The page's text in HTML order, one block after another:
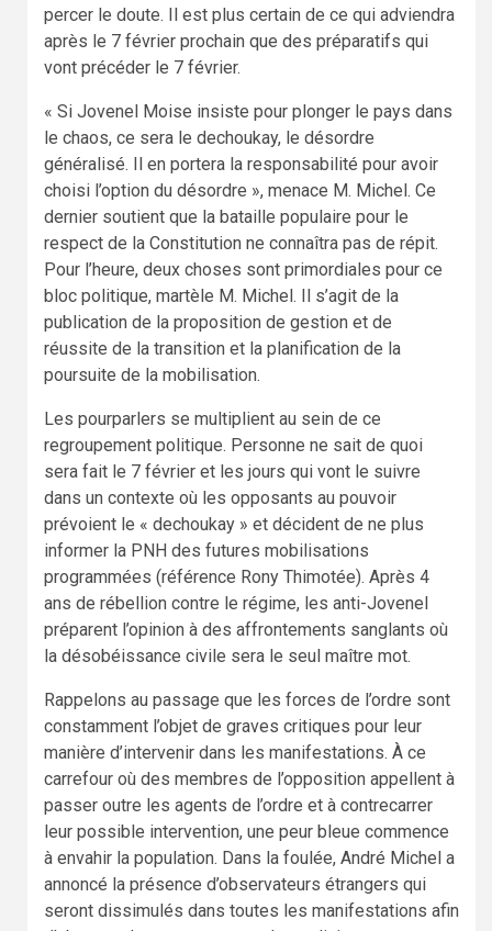
percer le doute. Il est plus certain de ce qui adviendra
après le 7 février prochain que des préparatifs qui
vont précéder le 7 février.
« Si Jovenel Moise insiste pour plonger le pays dans
le chaos, ce sera le dechoukay, le désordre
généralisé. Il en portera la responsabilité pour avoir
choisi l’option du désordre », menace M. Michel. Ce
dernier soutient que la bataille populaire pour le
respect de la Constitution ne connaîtra pas de répit.
Pour l’heure, deux choses sont primordiales pour ce
bloc politique, martèle M. Michel. Il s’agit de la
publication de la proposition de gestion et de
réussite de la transition et la planification de la
poursuite de la mobilisation.
Les pourparlers se multiplient au sein de ce
regroupement politique. Personne ne sait de quoi
sera fait le 7 février et les jours qui vont le suivre
dans un contexte où les opposants au pouvoir
prévoient le « dechoukay » et décident de ne plus
informer la PNH des futures mobilisations
programmées (référence Rony Thimotée). Après 4
ans de rébellion contre le régime, les anti-Jovenel
préparent l’opinion à des affrontements sanglants où
la désobéissance civile sera le seul maître mot.
Rappelons au passage que les forces de l’ordre sont
constamment l’objet de graves critiques pour leur
manière d’intervenir dans les manifestations. À ce
carrefour où des membres de l’opposition appellent à
passer outre les agents de l’ordre et à contrecarrer
leur possible intervention, une peur bleue commence
à envahir la population. Dans la foulée, André Michel a
annoncé la présence d’observateurs étrangers qui
seront dissimulés dans toutes les manifestations afin